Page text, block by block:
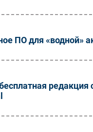
ПО для «водной»
редакция